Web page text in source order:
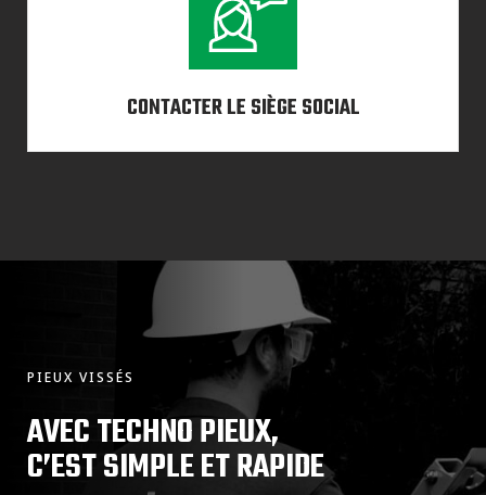
CONTACTER LE SIÈGE SOCIAL
PIEUX VISSÉS
AVEC TECHNO PIEUX,
C’EST SIMPLE ET RAPIDE